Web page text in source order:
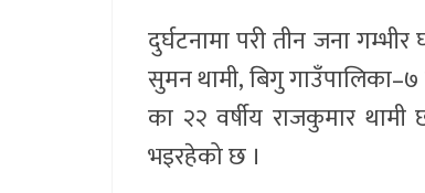
दुर्घटनामा परी तीन जना
सुमन थामी, बिगु
का २२ वर्षीय राजकुमार
भइरहेको छ ।